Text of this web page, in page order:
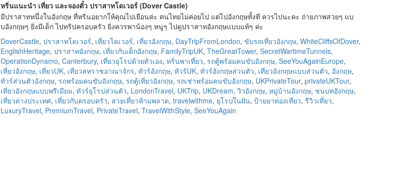
หริ่นแนะนำ เที่ยว และจองตั๋ว ปราสาทโดเวอร์ (Dover Castle)
มีปราสาทหนึ่งในอังกฤษ ที่หริ่นอยากให้คุณไปเยือนค่ะ คนไทยไม่ค่อยไป แต่ไปอังกฤษทั้งที ควรไปนะคะ ถ่ายภาพสวยๆ แบ
บอังกฤษๆ ยิ่งมีเด็ก ไปทริปครอบครัว ยิ่งควรพาน้องๆ หนูๆ ไปดูปราสาทอังกฤษแบบแท้ๆ ค่ะ
DoverCastle, ปราสาทโดเวอร์, เที่ยวโดเวอร์, เที่ยวอังกฤษ, DayTripFromLondon, ขับรถเที่ยวอังกฤษ, WhiteCliffsOfDover,
EnglishHeritage, ปราสาทอังกฤษ, เที่ยวกับเด็กอังกฤษ, FamilyTripUK, TheGreatTower, SecretWartimeTunnels,
OperationDynamo, Canterbury, เที่ยวยุโรปด้วยตัวเอง, หริ่นพาเที่ยว, รถตู้พร้อมคนขับอังกฤษ, SeeYouAgainEurope,
เที่ยวอังกฤษ, เที่ยวUK, เที่ยวสหราชอาณาจักร, ทัวร์อังกฤษ, ทัวร์UK, ทัวร์อังกฤษส่วนตัว, เที่ยวอังกฤษแบบส่วนตัว, อังกฤษ,
ทัวร์ส่วนตัวอังกฤษ, รถพร้อมคนขับอังกฤษ, รถตู้เที่ยวอังกฤษ, รถเช่าพร้อมคนขับอังกฤษ, UKPrivateTour, privateUKTour,
เที่ยวอังกฤษแบบพรีเมียม, ทัวร์ยุโรปส่วนตัว, LondonTravel, UKTrip, UKDream, วิวอังกฤษ, หมู่บ้านอังกฤษ, ชนบทอังกฤษ,
เที่ยวต่างประเทศ, เที่ยวกับครอบครัว, สายเที่ยวห้ามพลาด, travelwithme, ยุโรปในฝัน, ป้ายยาท่องเที่ยว, รีวิวเที่ยว,
LuxuryTravel, PremiumTravel, PrivateTravel, TravelWithStyle, SeeYouAgain